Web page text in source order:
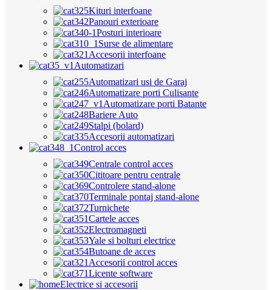
Kituri interfoane
Panouri exterioare
Posturi interioare
Surse de alimentare
Accesorii interfoane
Automatizari
Automatizari usi de Garaj
Automatizare porti Culisante
Automatizare porti Batante
Bariere Auto
Stalpi (bolard)
Accesorii automatizari
Control acces
Centrale control acces
Cititoare pentru centrale
Controlere stand-alone
Terminale pontaj stand-alone
Turnichete
Cartele acces
Electromagneti
Yale si bolturi electrice
Butoane de acces
Accesorii control acces
Licente software
Electrice si accesorii